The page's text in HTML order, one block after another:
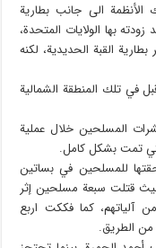
الى جانب بطارية
بها الولايات المتحدة،
القبة الحديدية، لكنه
في تلك المنطقة الشمالية
المسلحين خلال عملية
تمت بشكل كامل.
للمسلحين في بساتين
قتلت سبعة مسلحين إثر
آلياتهم، كما فككت اربع
من الطريق.